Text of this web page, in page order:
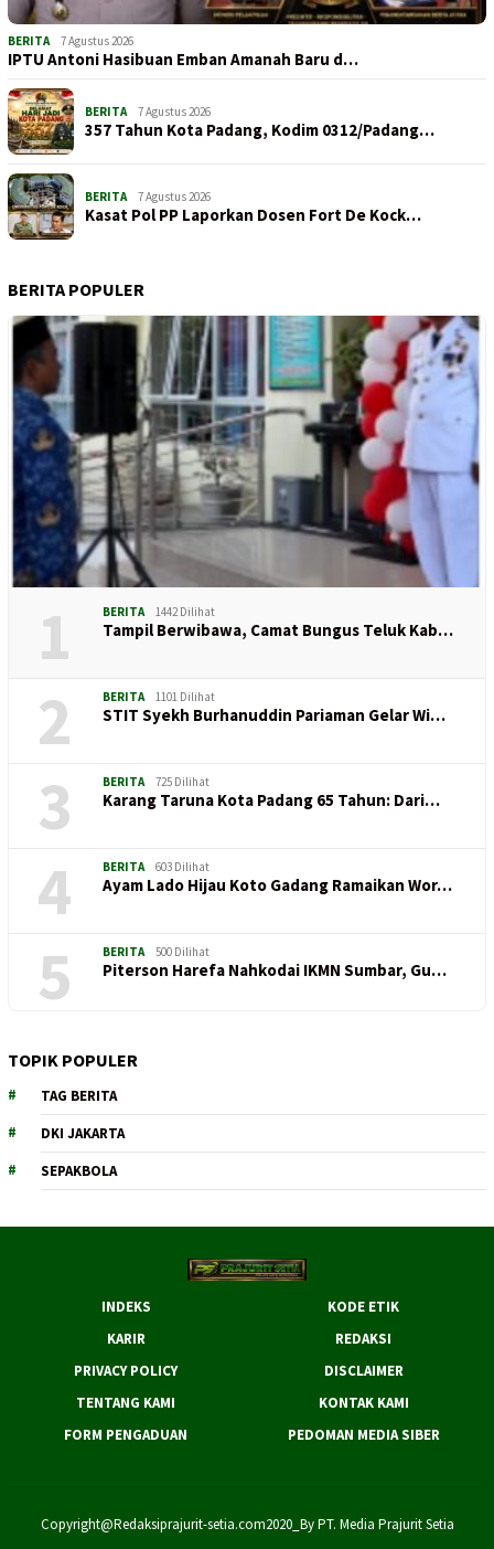
BERITA 7 Agustus 2026
IPTU Antoni Hasibuan Emban Amanah Baru d…
BERITA 7 Agustus 2026
357 Tahun Kota Padang, Kodim 0312/Padang…
BERITA 7 Agustus 2026
Kasat Pol PP Laporkan Dosen Fort De Kock…
BERITA POPULER
1 BERITA 1442 Dilihat
Tampil Berwibawa, Camat Bungus Teluk Kab…
2 BERITA 1101 Dilihat
STIT Syekh Burhanuddin Pariaman Gelar Wi…
3 BERITA 725 Dilihat
Karang Taruna Kota Padang 65 Tahun: Dari…
4 BERITA 603 Dilihat
Ayam Lado Hijau Koto Gadang Ramaikan Wor…
5 BERITA 500 Dilihat
Piterson Harefa Nahkodai IKMN Sumbar, Gu…
TOPIK POPULER
TAG BERITA
DKI JAKARTA
SEPAKBOLA
INDEKS
KODE ETIK
KARIR
REDAKSI
PRIVACY POLICY
DISCLAIMER
TENTANG KAMI
KONTAK KAMI
FORM PENGADUAN
PEDOMAN MEDIA SIBER
Copyright@Redaksiprajurit-setia.com2020_By PT. Media Prajurit Setia